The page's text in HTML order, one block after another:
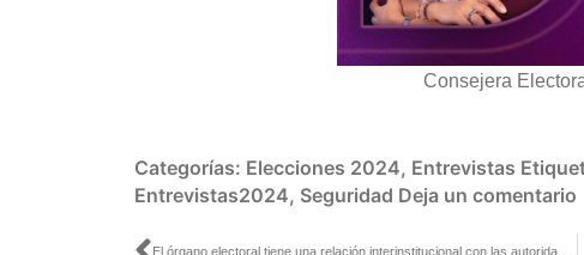
Consejera
Categorías: Elecciones 2024, Entrevistas
Entrevistas2024, Seguridad Deja un comentario